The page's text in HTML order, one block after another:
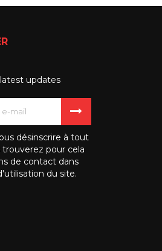
updates
désinscrire à tout
pour cela
de contact dans
du site.